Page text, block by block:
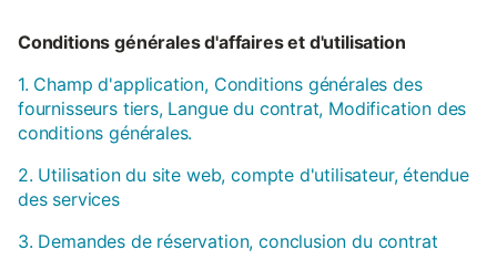
Conditions générales d'affaires et d'utilisation
1. Champ d'application, Conditions générales des
fournisseurs tiers, Langue du contrat, Modification des
conditions générales.
2. Utilisation du site web, compte d'utilisateur, étendue
des services
3. Demandes de réservation, conclusion du contrat